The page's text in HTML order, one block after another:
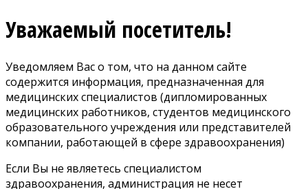
Уважаемый посетитель!
Уведомляем Вас о том, что на данном сайте
содержится информация, предназначенная для
медицинских специалистов (дипломированных
медицинских работников, студентов медицинского
образовательного учреждения или представителей
компании, работающей в сфере здравоохранения)
Если Вы не являетесь специалистом
здравоохранения, администрация не несет